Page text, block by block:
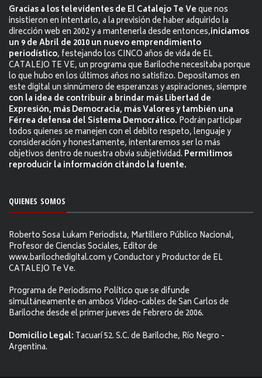
Gracias a los televidentes de El Catalejo Te Veque nos
insistieron en intentarlo, a la previsión de haber adquirido la
dirección web en 2002 y a mantenerla desde entonces,iniciamos
un 9 de Abril de 2010 un nuevo emprendimiento
periodístico, festejando los CINCO años de vida de EL
CATALEJO TE VE, un programa que Bariloche necesitaba porque
lo que hubo en los últimos años no satisfizo. Depositamos en
este digital un sinnúmero de esperanzas y aspiraciones, siempre
con la idea de contribuir a brindar más Libertad de
Expresión, más Democracia, más Valores y también una
Férrea defensa del Sistema Democrático. Podrán participar
todos quienes se manejen con el debito respeto, lenguaje y
consideración y honestamente, intentaremos ser lo más
objetivos dentro de nuestra obvia subjetividad. Permitimos
reproducir la información citándo la fuente.
QUIENES SOMOS
Roberto Sosa Lukam Periodista, Martillero Público Nacional,
Profesor de Ciencias Sociales, Editor de
www.barilochedigital.com y Conductor y Productor de EL
CATALEJO Te Ve.
Programa de Periodismo Político que se difunde
simultáneamente en ambos Video-cables de San Carlos de
Bariloche desde el primer jueves de Febrero de 2006.
Domicilio Legal: Tacuarí 52. S.C. de Bariloche, Río Negro -
Argentina.